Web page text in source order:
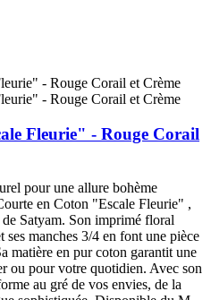
Fleurie" - Rouge Corail
pour une allure bohème
en Coton "Escale Fleurie" ,
Satyam. Son imprimé floral
manches 3/4 en font une pièce
matière en pur coton garantit une
ou pour votre quotidien. Avec son
au gré de vos envies, de la